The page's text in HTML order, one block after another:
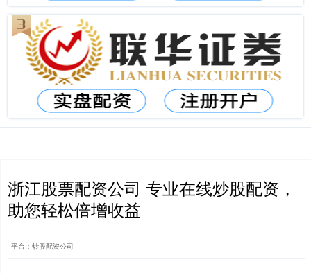
浙江股票配资公司 专业在线炒股配资，
助您轻松倍增收益
平台：炒股配资公司